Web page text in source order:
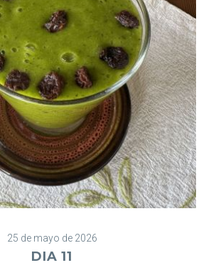
25 de mayo de 2026
DIA 11